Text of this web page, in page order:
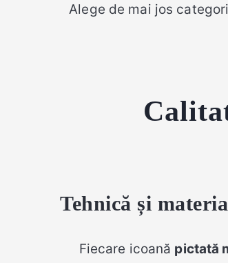
Alege de mai jos
Tehnică și
Fiecare icoană pictată